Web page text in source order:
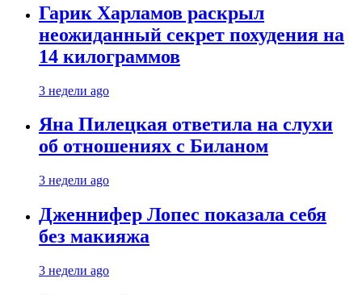
Гарик Харламов раскрыл
неожиданный секрет похудения на
14 килограммов
3 недели ago
Яна Пилецкая ответила на слухи
об отношениях с Биланом
3 недели ago
Дженнифер Лопес показала себя
без макияжа
3 недели ago